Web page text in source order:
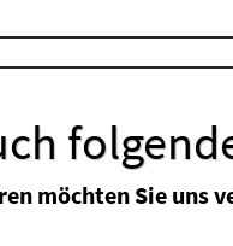
möchten Sie uns